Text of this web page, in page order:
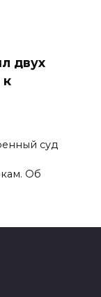
двух
к
суд
Об